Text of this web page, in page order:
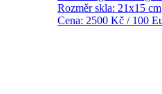
Rozměr skla: 21x15 cm
Cena: 2500 Kč / 100